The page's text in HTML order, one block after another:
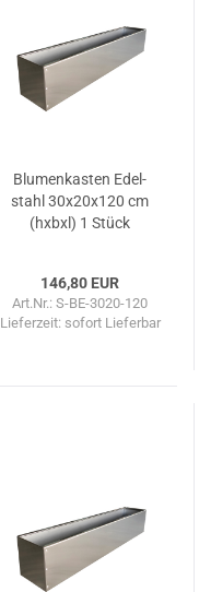
Blu­men­kas­ten Edel­
stahl 30x20x120 cm
(hxbxl) 1 Stück
146,80 EUR
Art.Nr.: S-BE-3020-120
Lieferzeit: sofort Lieferbar